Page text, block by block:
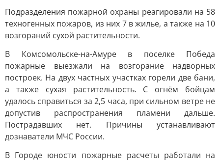
Подразделения пожарной охраны реагировали на 58
техногенных пожаров, из них 7 в жилье, а также на 10
возгораний сухой растительности.
В Комсомольске-на-Амуре в поселке Победа
пожарные выезжали на возгорание надворных
построек. На двух частных участках горели две бани,
а также сухая растительность. С огнём бойцам
удалось справиться за 2,5 часа, при сильном ветре не
допустив распространения пламени дальше.
Пострадавших нет. Причины устанавливают
дознаватели МЧС России.
В Городе юности пожарные расчеты работали на